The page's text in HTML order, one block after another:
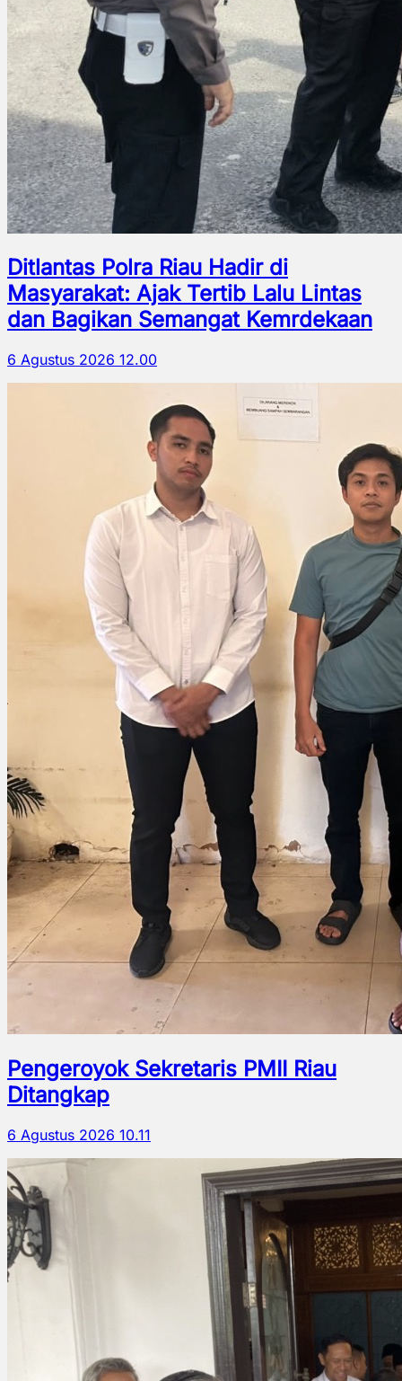
Ditlantas Polra Riau Hadir di
Masyarakat: Ajak Tertib Lalu Lintas
dan Bagikan Semangat Kemrdekaan
6 Agustus 2026 12.00
Pengeroyok Sekretaris PMII Riau
Ditangkap
6 Agustus 2026 10.11